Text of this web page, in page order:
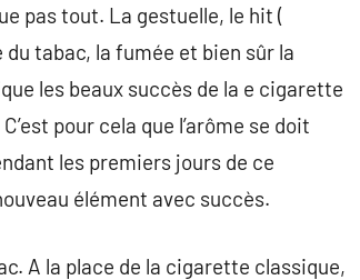
pas tout. La gestuelle, le hit (
tabac, la fumée et bien sûr la
les beaux succès de la e cigarette
pour cela que l’arôme se doit
les premiers jours de ce
élément avec succès.
A la place de la cigarette classique,